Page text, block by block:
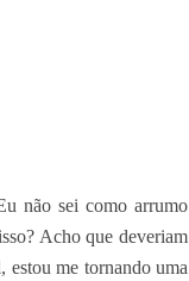
não sei como arrumo
Acho que deveriam
estou me tornando uma